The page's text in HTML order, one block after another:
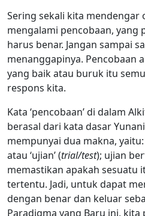
Sering sekali kita mendengar
mengalami pencobaan, yang
harus benar. Jangan sampai
menanggapinya. Pencobaan
yang baik atau buruk itu
respons kita.
Kata ‘pencobaan’ di dalam
berasal dari kata dasar
mempunyai dua makna, yaitu:
atau ‘ujian’ (trial/test); ujian
memastikan apakah sesuatu
tertentu. Jadi, untuk dapat
dengan benar dan keluar
Paradigma yang Baru ini,